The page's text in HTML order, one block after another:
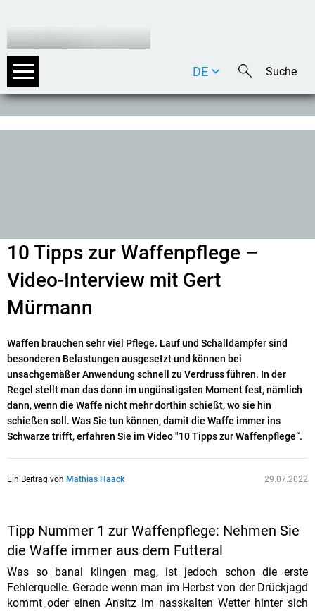
DE
EN
10 Tipps zur Waffenpflege –
Video-Interview mit Gert
Mürmann
Waffen brauchen sehr viel Pflege. Lauf und Schalldämpfer sind
besonderen Belastungen ausgesetzt und können bei
unsachgemäßer Anwendung schnell zu Verdruss führen. In der
Regel stellt man das dann im ungünstigsten Moment fest, nämlich
dann, wenn die Waffe nicht mehr dorthin schießt, wo sie hin
schießen soll. Was Sie tun können, damit die Waffe immer ins
Schwarze trifft, erfahren Sie im Video "10 Tipps zur Waffenpflege“.
Ein Beitrag von Mathias Haack 29.07.2022
Tipp Nummer 1 zur Waffenpflege: Nehmen Sie
die Waffe immer aus dem Futteral
Was so banal klingen mag, ist jedoch schon die erste
Fehlerquelle. Gerade wenn man im Herbst von der Drückjagd
kommt oder einen Ansitz im nasskalten Wetter hinter sich